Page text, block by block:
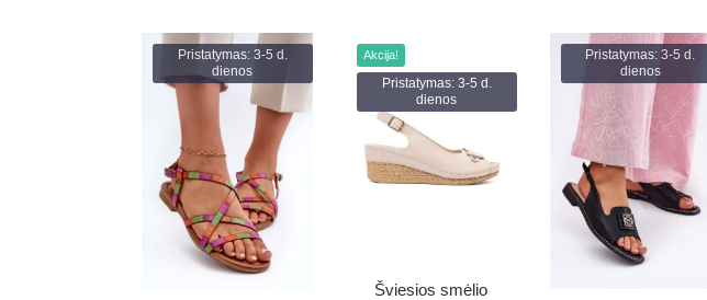
Pristatymas: 3-5 d.
dienos
Akcija!
Pristatymas: 3-5 d.
dienos
Šviesios smėlio
Pristatymas: 3-5 d.
dienos